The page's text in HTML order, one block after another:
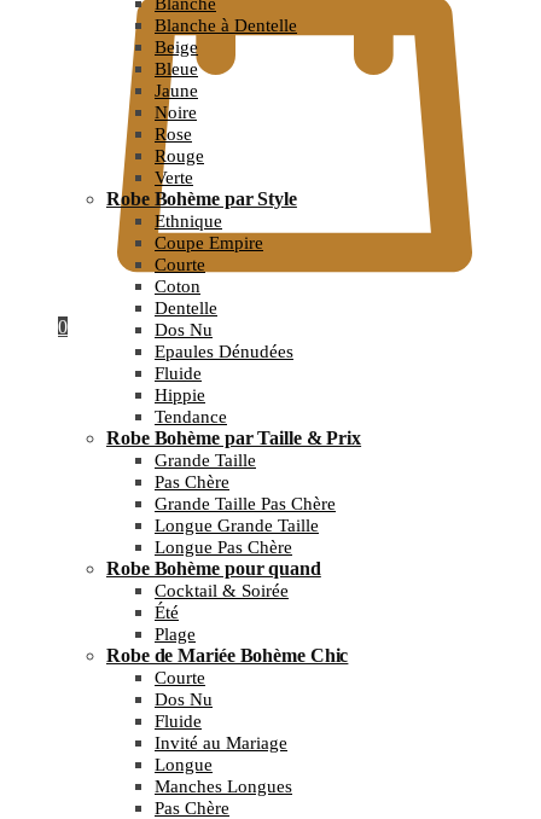
0
Blanche à Dentelle
Beige
Bleue
Jaune
Noire
Rose
Rouge
Verte
Robe Bohème par Style
Ethnique
Coupe Empire
Courte
Coton
Dentelle
Dos Nu
Epaules Dénudées
Fluide
Hippie
Tendance
Robe Bohème par Taille & Prix
Grande Taille
Pas Chère
Grande Taille Pas Chère
Longue Grande Taille
Longue Pas Chère
Robe Bohème pour quand
Cocktail & Soirée
Été
Plage
Robe de Mariée Bohème Chic
Courte
Dos Nu
Fluide
Invité au Mariage
Longue
Manches Longues
Pas Chère